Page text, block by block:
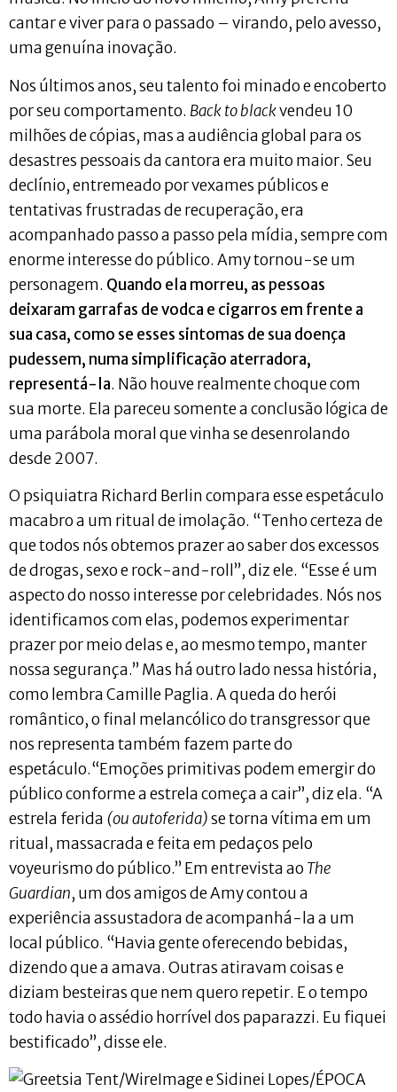
cantar e viver para o passado – virando, pelo avesso,
uma genuína inovação.
Nos últimos anos, seu talento foi minado e encoberto
por seu comportamento. Back to blackvendeu 10
milhões de cópias, mas a audiência global para os
desastres pessoais da cantora era muito maior. Seu
declínio, entremeado por vexames públicos e
tentativas frustradas de recuperação, era
acompanhado passo a passo pela mídia, sempre com
enorme interesse do público. Amy tornou-se um
personagem. Quando ela morreu, as pessoas
deixaram garrafas de vodca e cigarros em frente a
sua casa, como se esses sintomas de sua doença
pudessem, numa simplificação aterradora,
representá-la. Não houve realmente choque com
sua morte. Ela pareceu somente a conclusão lógica de
uma parábola moral que vinha se desenrolando
desde 2007.
O psiquiatra Richard Berlin compara esse espetáculo
macabro a um ritual de imolação. “Tenho certeza de
que todos nós obtemos prazer ao saber dos excessos
de drogas, sexo e rock-and-roll”, diz ele. “Esse é um
aspecto do nosso interesse por celebridades. Nós nos
identificamos com elas, podemos experimentar
prazer por meio delas e, ao mesmo tempo, manter
nossa segurança.” Mas há outro lado nessa história,
como lembra Camille Paglia. A queda do herói
romântico, o final melancólico do transgressor que
nos representa também fazem parte do
espetáculo.“Emoções primitivas podem emergir do
público conforme a estrela começa a cair”, diz ela. “A
estrela ferida (ou autoferida)se torna vítima em um
ritual, massacrada e feita em pedaços pelo
voyeurismo do público.” Em entrevista ao The
Guardian, um dos amigos de Amy contou a
experiência assustadora de acompanhá-la a um
local público. “Havia gente oferecendo bebidas,
dizendo que a amava. Outras atiravam coisas e
diziam besteiras que nem quero repetir. E o tempo
todo havia o assédio horrível dos paparazzi. Eu fiquei
bestificado”, disse ele.